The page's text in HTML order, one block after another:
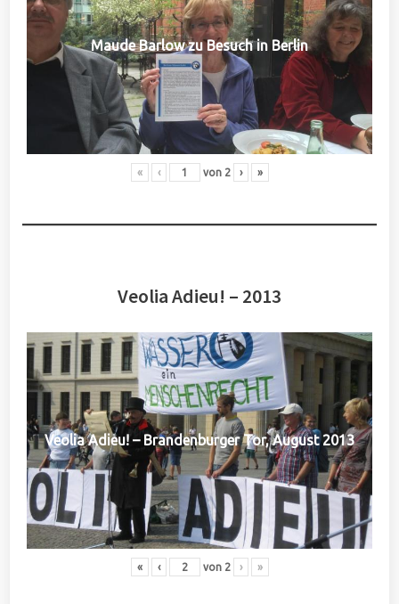
Maude Barlow zu Besuch in Berlin
« ‹ von 2 › »
Veolia Adieu! – 2013
Veolia Adieu! – Brandenburger Tor, August 2013
« ‹ von 2 › »